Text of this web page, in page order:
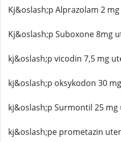
Kj&oslash;p Alprazolam 2
Kj&oslash;p Suboxone 8mg
kj&oslash;p vicodin 7,5 mg
kj&oslash;p oksykodon 30
kj&oslash;p Surmontil 25
kj&oslash;pe prometazin